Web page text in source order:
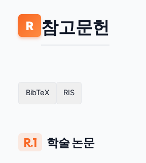
R 참고문헌
BibTeX RIS
R.1 학술 논문